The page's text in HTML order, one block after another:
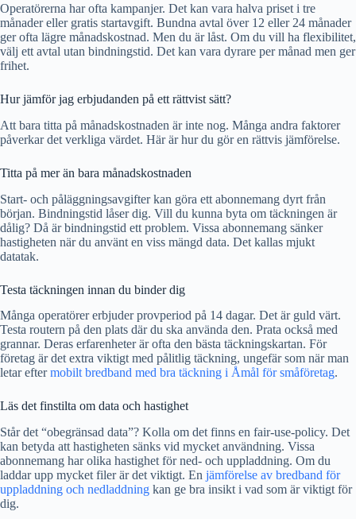
Operatörerna har ofta kampanjer. Det kan vara halva priset i tre
månader eller gratis startavgift. Bundna avtal över 12 eller 24 månader
ger ofta lägre månadskostnad. Men du är låst. Om du vill ha flexibilitet,
välj ett avtal utan bindningstid. Det kan vara dyrare per månad men ger
frihet.
Hur jämför jag erbjudanden på ett rättvist sätt?
Att bara titta på månadskostnaden är inte nog. Många andra faktorer
påverkar det verkliga värdet. Här är hur du gör en rättvis jämförelse.
Titta på mer än bara månadskostnaden
Start- och påläggningsavgifter kan göra ett abonnemang dyrt från
början. Bindningstid låser dig. Vill du kunna byta om täckningen är
dålig? Då är bindningstid ett problem. Vissa abonnemang sänker
hastigheten när du använt en viss mängd data. Det kallas mjukt
datatak.
Testa täckningen innan du binder dig
Många operatörer erbjuder provperiod på 14 dagar. Det är guld värt.
Testa routern på den plats där du ska använda den. Prata också med
grannar. Deras erfarenheter är ofta den bästa täckningskartan. För
företag är det extra viktigt med pålitlig täckning, ungefär som när man
letar eftermobilt bredband med bra täckning i Åmål för småföretag.
Läs det finstilta om data och hastighet
Står det “obegränsad data”? Kolla om det finns en fair-use-policy. Det
kan betyda att hastigheten sänks vid mycket användning. Vissa
abonnemang har olika hastighet för ned- och uppladdning. Om du
laddar upp mycket filer är det viktigt. En jämförelse av bredband för
uppladdning och nedladdning kan ge bra insikt i vad som är viktigt för
dig.